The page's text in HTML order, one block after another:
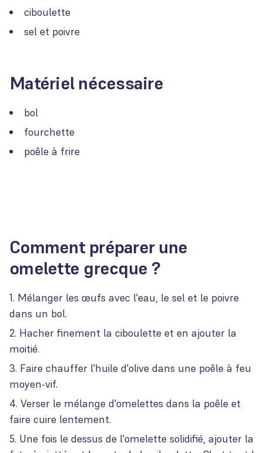
ciboulette
sel et poivre
Matériel nécessaire
bol
fourchette
poêle à frire
Comment préparer une
omelette grecque ?
Mélanger les œufs avec l'eau, le sel et le poivre
dans un bol.
Hacher finement la ciboulette et en ajouter la
moitié.
Faire chauffer l'huile d'olive dans une poêle à feu
moyen-vif.
Verser le mélange d'omelettes dans la poêle et
faire cuire lentement.
Une fois le dessus de l'omelette solidifié, ajouter la